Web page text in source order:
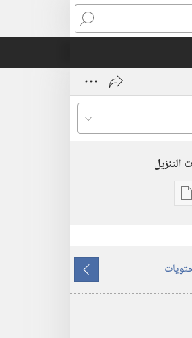
بحث
التنزيل
خيارات
٨‏ ‏‎تشرين١/
ما
يلي